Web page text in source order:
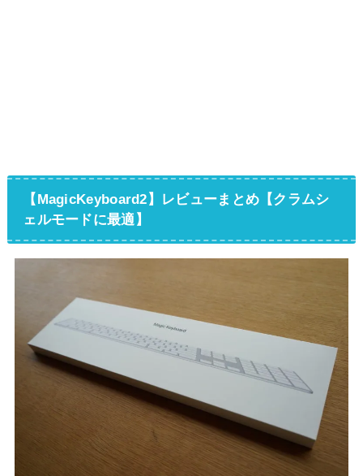
【MagicKeyboard2】レビューまとめ【クラムシ
ェルモードに最適】